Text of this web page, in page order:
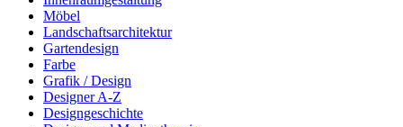
Möbel
Landschaftsarchitektur
Gartendesign
Farbe
Grafik / Design
Designer A-Z
Designgeschichte